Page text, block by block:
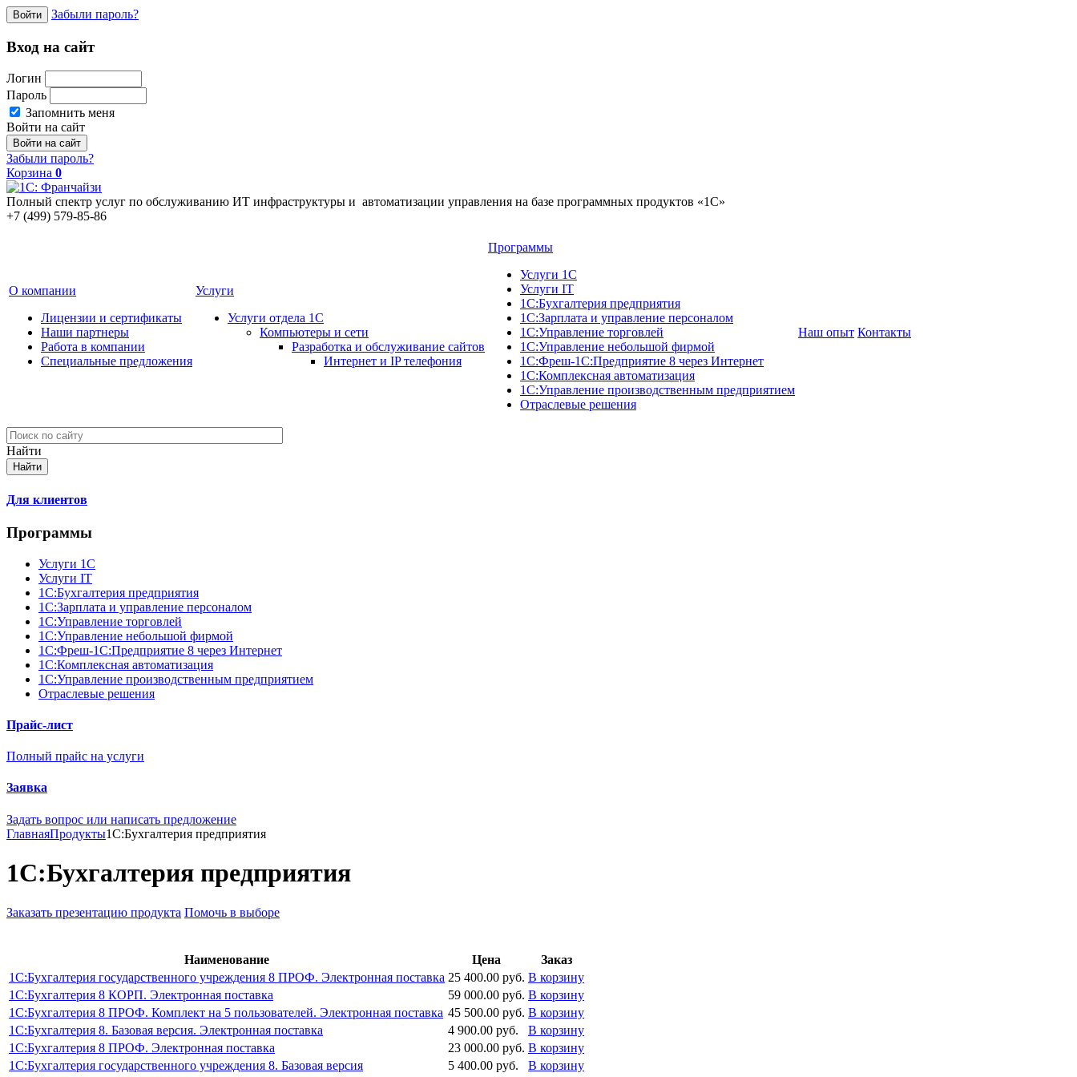
Войти Забыли пароль?
Вход на сайт
Логин
Пароль
Запомнить меня
Войти на сайт
Забыли пароль?
Корзина 0
Полный спектр услуг по обслуживанию ИТ инфраструктуры и автоматизации управления на базе программных продуктов «1С»
+7 (499) 579-85-86
О компании
Лицензии и сертификаты
Наши партнеры
Работа в компании
Специальные предложения
Услуги
Услуги отдела 1С
Компьютеры и сети
Разработка и обслуживание сайтов
Интернет и IP телефония
Программы
Услуги 1С
Услуги IT
1С:Бухгалтерия предприятия
1С:Зарплата и управление персоналом
1С:Управление торговлей
1С:Управление небольшой фирмой
1C:Фреш-1C:Предприятие 8 через Интернет
1С:Комплексная автоматизация
1С:Управление производственным предприятием
Отраслевые решения
Наш опыт Контакты
Найти
Для клиентов
Программы
Услуги 1С
Услуги IT
1С:Бухгалтерия предприятия
1С:Зарплата и управление персоналом
1С:Управление торговлей
1С:Управление небольшой фирмой
1C:Фреш-1C:Предприятие 8 через Интернет
1С:Комплексная автоматизация
1С:Управление производственным предприятием
Отраслевые решения
Прайс-лист
Полный прайс на услуги
Заявка
Задать вопрос или написать предложение
ГлавнаяПродукты1С:Бухгалтерия предприятия
1С:Бухгалтерия предприятия
Заказать презентацию продукта Помочь в выборе
Наименование Цена
Заказ
1С:Бухгалтерия государственного учреждения 8 ПРОФ. Электронная поставка 25 400.00 руб. В корзину
1С:Бухгалтерия 8 КОРП. Электронная поставка
59 000.00 руб. В корзину
1С:Бухгалтерия 8 ПРОФ. Комплект на 5 пользователей. Электронная поставка 45 500.00 руб. В корзину
1С:Бухгалтерия 8. Базовая версия. Электронная поставка
4 900.00 руб.
В корзину
1С:Бухгалтерия 8 ПРОФ. Электронная поставка
23 000.00 руб. В корзину
1С:Бухгалтерия государственного учреждения 8. Базовая версия
5 400.00 руб.
В корзину